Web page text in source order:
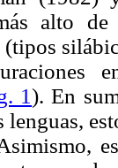
alto de
1). En